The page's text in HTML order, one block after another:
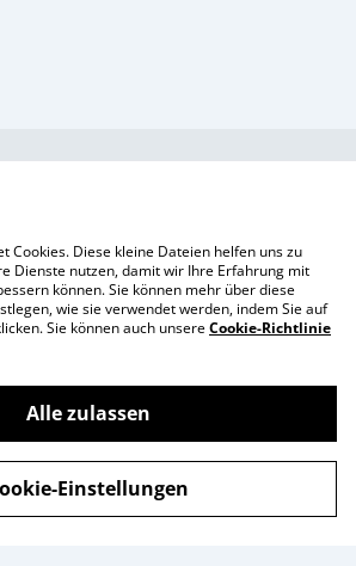
Cookie-Richtlinie
Produkte
Store - Thun
Cookies. Diese kleine Dateien helfen uns zu
Dienste nutzen, damit wir Ihre Erfahrung mit
können. Sie können mehr über diese
wie sie verwendet werden, indem Sie auf
Sie können auch unsereCookie-Richtlinie
Alle zulassen
Einstellungen